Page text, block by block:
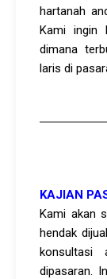
hartanah
Kami ingin
dimana
laris di
KAJIAN
Kami akan
hendak
konsultasi
dipasaran.